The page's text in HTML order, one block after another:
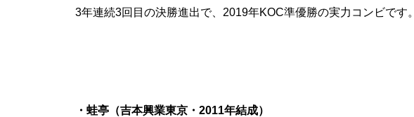
3年連続3回目の決勝進出で、2019年KOC準優勝の実力コンビです。
・蛙亭（吉本興業東京・2011年結成）